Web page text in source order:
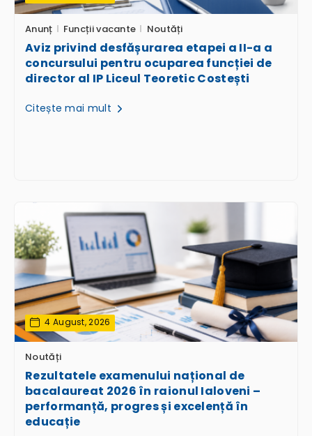
Anunț Funcții vacante Noutăți
Aviz privind desfășurarea etapei a II-a a
concursului pentru ocuparea funcției de
director al IP Liceul Teoretic Costești
Citește mai mult
4 August, 2026
Noutăți
Rezultatele examenului național de
bacalaureat 2026 în raionul Ialoveni –
performanță, progres și excelență în
educație